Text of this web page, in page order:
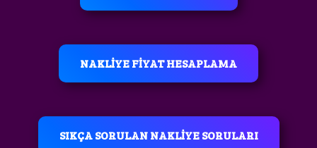
NAKLİYE FİYAT HESAPLAMA
SIKÇA SORULAN NAKLİYE SORULARI